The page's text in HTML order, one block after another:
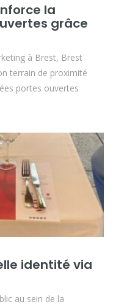
la
grâce
à Brest, Brest
terrain de proximité
portes ouvertes
identité via
au sein de la